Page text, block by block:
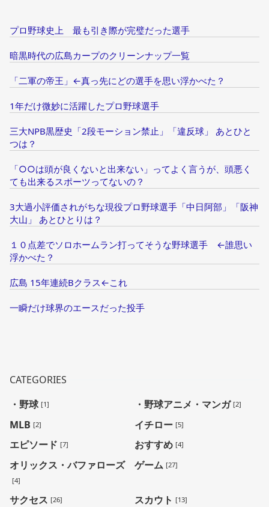
プロ野球史上 最も引き際が完璧だった選手
暗黒時代の広島カープのクリーンナップ一覧
「二軍の帝王」←真っ先にどの選手を思い浮かべた？
1年だけ微妙に活躍したプロ野球選手
三大NPB黒歴史「2段モーション禁止」「違反球」 あとひと
つは？
「○○は頭が良くないと出来ない」ってよく言うが、頭悪く
ても出来るスポーツってないの？
3大過小評価されがちな現役プロ野球選手「中日阿部」「阪神
大山」 あとひとりは？
１０点差でソロホームラン打ってそうな野球選手 ←誰思い
浮かべた？
広島 15年連続Bクラス←これ
一瞬だけ球界のエースだった投手
CATEGORIES
・野球 [1] ・野球アニメ・マンガ [2]
MLB [2] イチロー [5]
エピソード [7] おすすめ [4]
オリックス・バファローズ
[4]
ゲーム [27]
サクセス [26] スカウト [13]